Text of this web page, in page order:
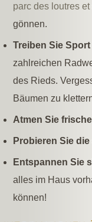
parc des loutres
gönnen.
Treiben Sie Sport
zahlreichen
des Rieds.
Bäumen zu
Atmen Sie
Probieren Sie
Entspannen Sie
alles im Haus
können!